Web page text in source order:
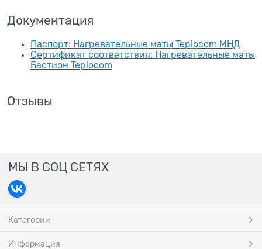
Документация
Паспорт: Нагревательные маты Teplocom МНД
Сертификат соответствия: Нагревательные маты
Бастион Teplocom
Отзывы
МЫ В СОЦ СЕТЯХ
Категории
Информация